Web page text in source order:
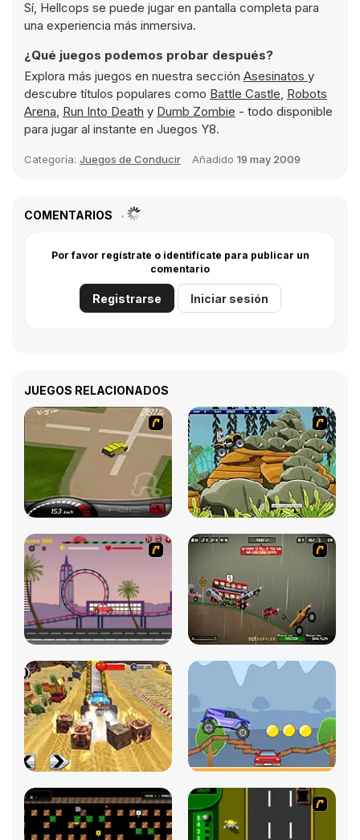
Sí, Hellcops se puede jugar en pantalla completa para
una experiencia más inmersiva.
¿Qué juegos podemos probar después?
Explora más juegos en nuestra sección Asesinatos y
descubre títulos populares como Battle Castle, Robots
Arena, Run Into Death y Dumb Zombie - todo disponible
para jugar al instante en Juegos Y8.
Categoría: Juegos de Conducir Añadido 19 may 2009
COMENTARIOS
Por favor regístrate o identifícate para publicar un
comentario
Registrarse Iniciar sesión
JUEGOS RELACIONADOS